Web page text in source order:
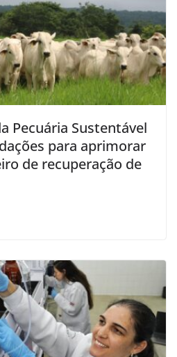
Pecuária Sustentável
para aprimorar
de recuperação de